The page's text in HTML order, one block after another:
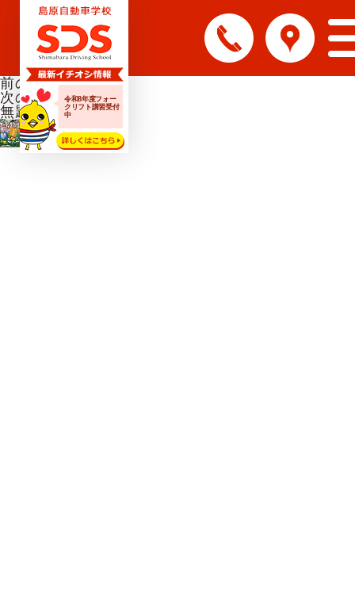
令和8年度フォー
クリフト講習受付
中
前の画像
次の画像
無題